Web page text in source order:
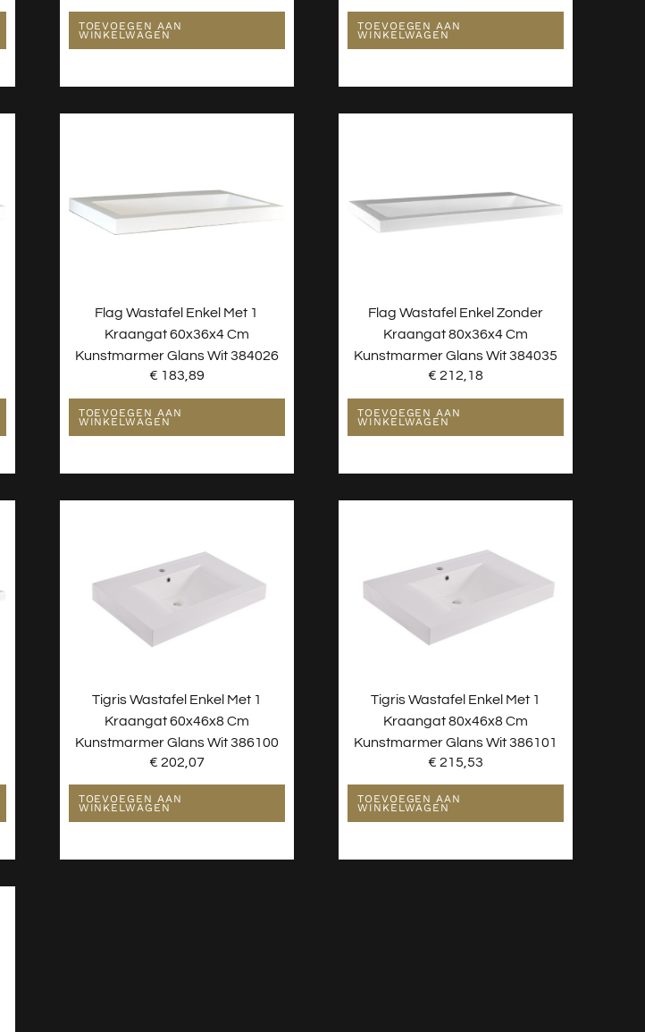
TOEVOEGEN AAN
WINKELWAGEN
TOEVOEGEN AAN
WINKELWAGEN
Flag Wastafel Enkel Met 1
Kraangat 60x36x4 Cm
Kunstmarmer Glans Wit 384026
€ 183,89
TOEVOEGEN AAN
WINKELWAGEN
Flag Wastafel Enkel Zonder
Kraangat 80x36x4 Cm
Kunstmarmer Glans Wit 384035
€ 212,18
TOEVOEGEN AAN
WINKELWAGEN
Tigris Wastafel Enkel Met 1
Kraangat 60x46x8 Cm
Kunstmarmer Glans Wit 386100
€ 202,07
TOEVOEGEN AAN
WINKELWAGEN
Tigris Wastafel Enkel Met 1
Kraangat 80x46x8 Cm
Kunstmarmer Glans Wit 386101
€ 215,53
TOEVOEGEN AAN
WINKELWAGEN